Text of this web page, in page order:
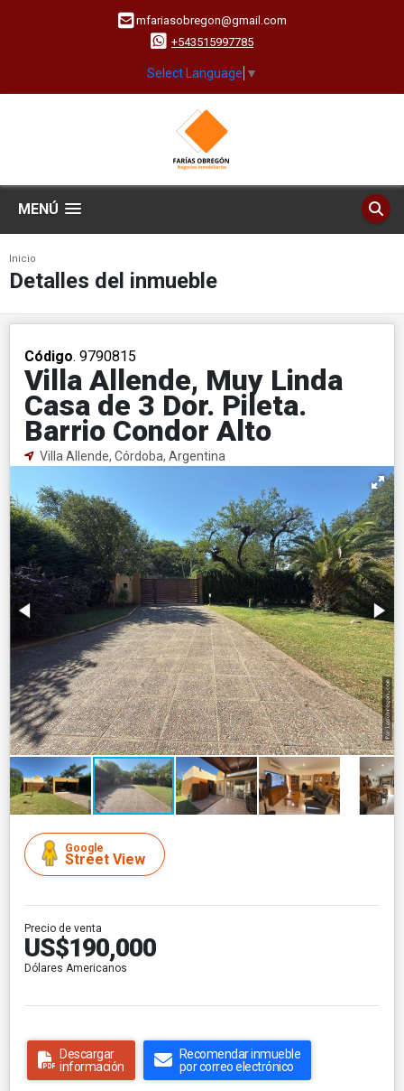
mfariasobregon@gmail.com
+543515997785
Select Language ▼
MENÚ
Inicio
Detalles del inmueble
Código. 9790815
Villa Allende, Muy Linda
Casa de 3 Dor. Pileta.
Barrio Condor Alto
Villa Allende, Córdoba, Argentina
Google
Street View
Precio de venta
US$190,000
Dólares Americanos
Descargar
información
Recomendar inmueble
por correo electrónico